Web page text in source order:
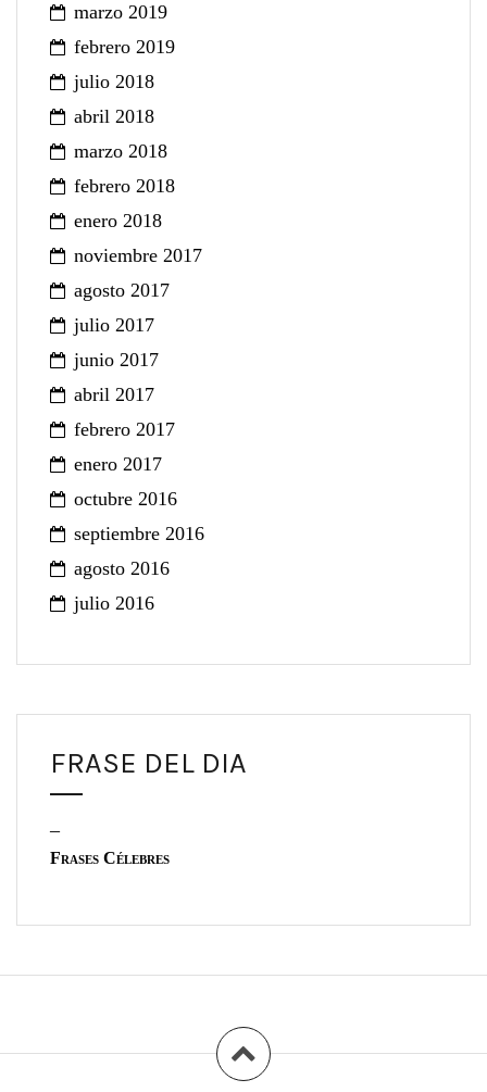
marzo 2019
febrero 2019
julio 2018
abril 2018
marzo 2018
febrero 2018
enero 2018
noviembre 2017
agosto 2017
julio 2017
junio 2017
abril 2017
febrero 2017
enero 2017
octubre 2016
septiembre 2016
agosto 2016
julio 2016
FRASE DEL DIA
–
Frases Célebres